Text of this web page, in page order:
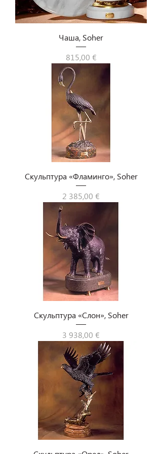
Чаша, Soher
Цена
815,00 €
Скульптура «Фламинго», Soher
Цена
2 385,00 €
Скульптура «Слон», Soher
Цена
3 938,00 €